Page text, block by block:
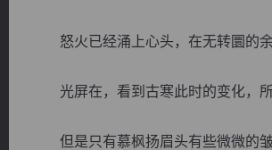
怒火已经涌上心头，在无转圜的余
光屏在，看到古寒此时的变化，所
但是只有慕枫扬眉头有些微微的